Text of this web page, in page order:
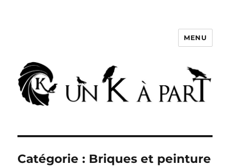
MENU
Catégorie : Briques et peinture